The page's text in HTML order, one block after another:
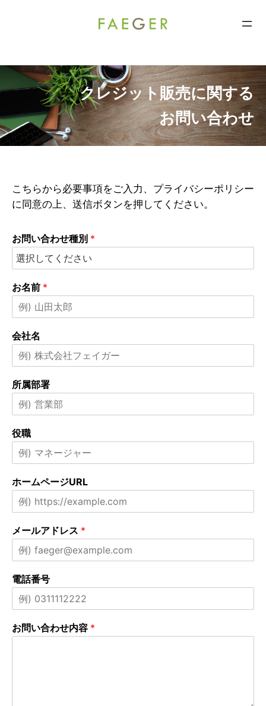
ン
ス
キ
ッ
クレジット販売に関する
お問い合わせ
こちらから必要事項をご入力、プライバシーポリシー
に同意の上、送信ボタンを押してください。
お問い合わせ種別 *
お名前 *
会社名
所属部署
役職
ホームページURL
メールアドレス *
電話番号
お問い合わせ内容 *